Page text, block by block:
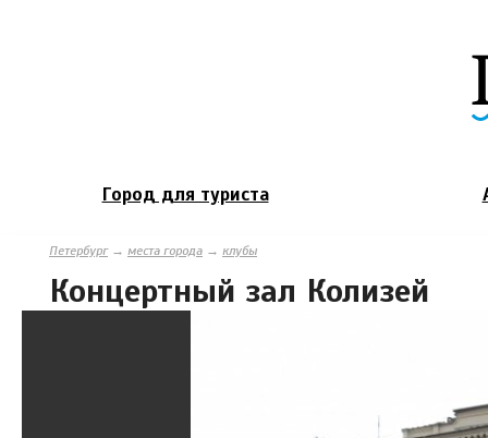
Город для туриста
Петербург→ места города → клубы
Концертный зал Колизей